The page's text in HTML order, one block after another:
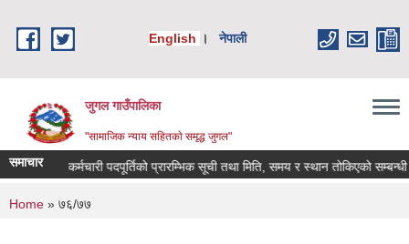
English
। नेपाली
जुगल गाउँपालिका
"सामाजिक न्याय सहितकाे समृद्ध जुगल"
समाचार
करारमा कर्मचारी पदपूर्तिको प्रारम्भिक सूची तथा मिति, समय र स्थान तोकिएको सम्बन्धी
You are here
Home » ७६/७७